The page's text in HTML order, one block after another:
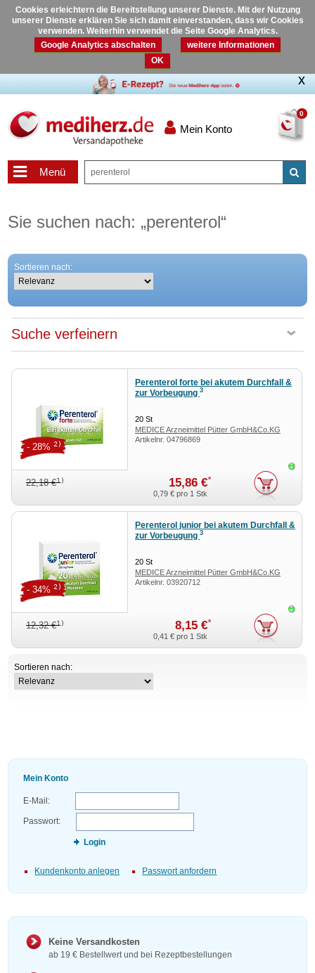
Cookies erleichtern die Bereitstellung unserer Dienste. Mit der Nutzung
unserer Dienste erklären Sie sich damit einverstanden, dass wir Cookies
verwenden. Weiterhin verwendet die Seite Google Analytics.
Google Analytics abschalten
weitere Informationen
OK
0
Mein Konto
Menü
Sie suchen nach: „perenterol“
Sortieren nach:
Suche verfeinern
Perenterol forte bei akutem Durchfall &
zur Vorbeugung 3
20 St
MEDICE Arzneimittel Pütter GmbH&Co.KG
Artikelnr. 04796869
22,18 €1) 15,86 €*
- 28%2)
0,79 €pro 1 Stk
Perenterol junior bei akutem Durchfall &
zur Vorbeugung 3
20 St
MEDICE Arzneimittel Pütter GmbH&Co.KG
Artikelnr. 03920712
12,32 €1) 8,15 €*
- 34%2)
0,41 €pro 1 Stk
Sortieren nach:
Mein Konto
E-Mail:
Passwort:
Login
Kundenkonto anlegen Passwort anfordern
Keine Versandkosten
ab 19 € Bestellwert und bei Rezeptbestellungen